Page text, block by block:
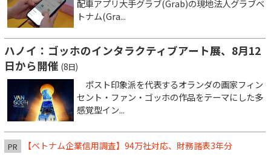
配車アプリ大手グラブ(Grab)の現地法人グラブベ
トナム(Gra...
ハノイ：ゴッホのインタラクティブアート展、8月12
日から開催 (8日)
ポスト印象派を代表するオランダの画家フィン
セント・ファン・ゴッホの作品をテーマにした多
感覚型イン...
PR 【ベトナム企業信用調査】94万社対応、財務諸表3年分